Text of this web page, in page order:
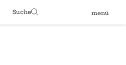
Suche menü